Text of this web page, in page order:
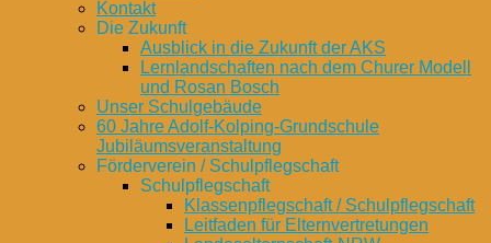
Kontakt
Die Zukunft
Ausblick in die Zukunft der AKS
Lernlandschaften nach dem Churer Modell
und Rosan Bosch
Unser Schulgebäude
60 Jahre Adolf-Kolping-Grundschule
Jubiläumsveranstaltung
Förderverein / Schulpflegschaft
Schulpflegschaft
Klassenpflegschaft / Schulpflegschaft
Leitfaden für Elternvertretungen